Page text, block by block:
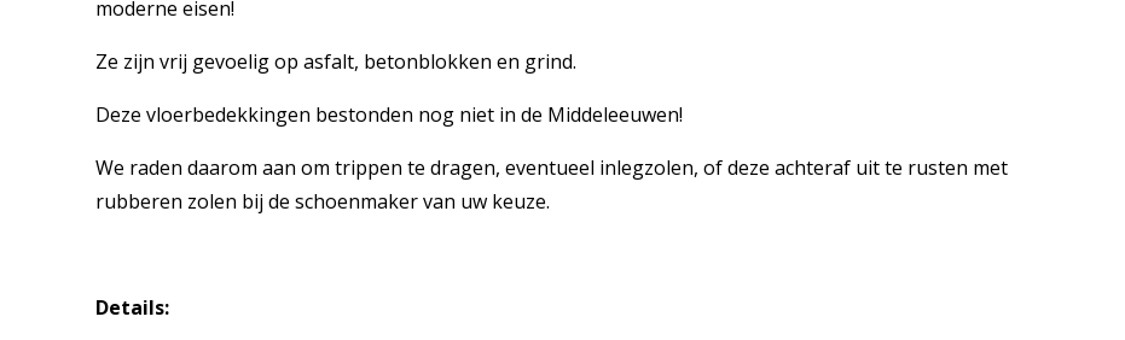
moderne eisen!
Ze zijn vrij gevoelig op asfalt, betonblokken en grind.
Deze vloerbedekkingen bestonden nog niet in de Middeleeuwen!
We raden daarom aan om trippen te dragen, eventueel inlegzolen, of deze achteraf uit te rusten met
rubberen zolen bij de schoenmaker van uw keuze.
Details: